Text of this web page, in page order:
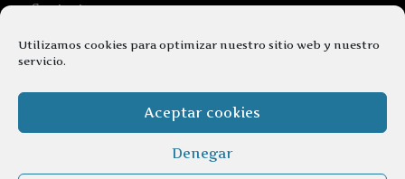
Utilizamos cookies para optimizar nuestro sitio web y nuestro
servicio.
Aceptar cookies
Denegar
Contacto
Aviso legal